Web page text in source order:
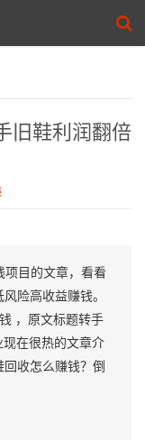
旧鞋利润翻倍
项目的文章，看看
险高收益赚钱。
，原文标题转手
在很热的文章介
收怎么赚钱？倒